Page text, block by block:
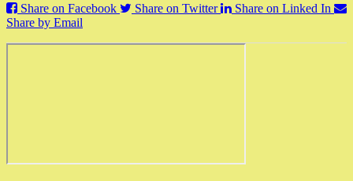
Share on Facebook
Share on Twitter
Share on Linked In
Share by Email